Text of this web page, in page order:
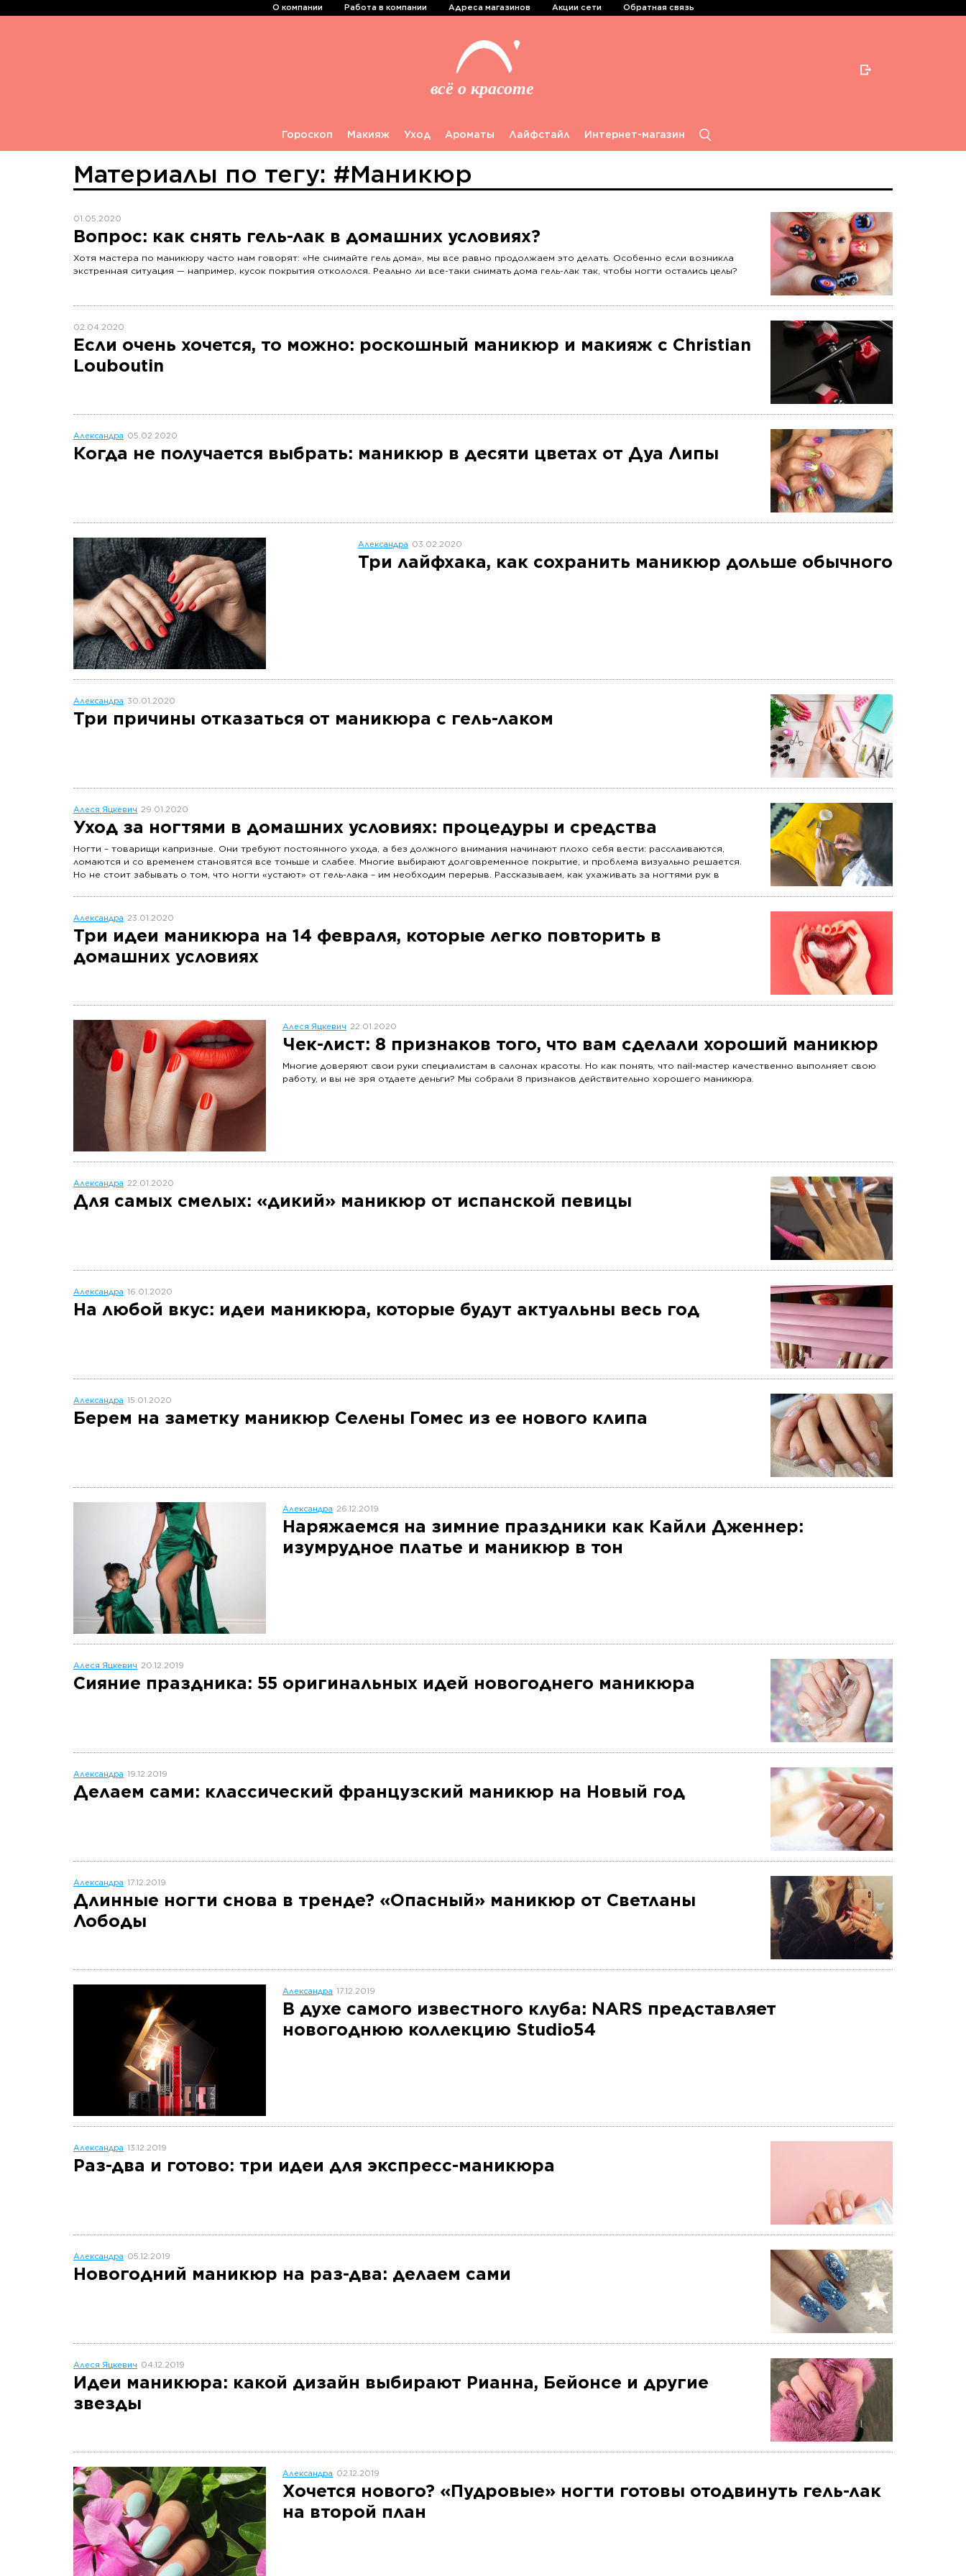
О компании Работа в компании Адреса магазинов Акции сети Обратная связь
Гороскоп Макияж Уход Ароматы Лайфстайл Интернет-магазин
Материалы по тегу: #Маникюр
01.05.2020
Вопрос: как снять гель-лак в домашних условиях?
Хотя мастера по маникюру часто нам говорят: «Не снимайте гель дома», мы все равно продолжаем это делать. Особенно если возникла
экстренная ситуация — например, кусок покрытия откололся. Реально ли все-таки снимать дома гель-лак так, чтобы ногти остались целы?
02.04.2020
Если очень хочется, то можно: роскошный маникюр и макияж с Christian
Louboutin
Александра 05.02.2020
Когда не получается выбрать: маникюр в десяти цветах от Дуа Липы
Александра 03.02.2020
Три лайфхака, как сохранить маникюр дольше обычного
Александра 30.01.2020
Три причины отказаться от маникюра с гель-лаком
Алеся Яцкевич 29.01.2020
Уход за ногтями в домашних условиях: процедуры и средства
Ногти – товарищи капризные. Они требуют постоянного ухода, а без должного внимания начинают плохо себя вести: расслаиваются,
ломаются и со временем становятся все тоньше и слабее. Многие выбирают долговременное покрытие, и проблема визуально решается.
Но не стоит забывать о том, что ногти «устают» от гель-лака – им необходим перерыв. Рассказываем, как ухаживать за ногтями рук в
Александра 23.01.2020
Три идеи маникюра на 14 февраля, которые легко повторить в
домашних условиях
Алеся Яцкевич 22.01.2020
Чек-лист: 8 признаков того, что вам сделали хороший маникюр
Многие доверяют свои руки специалистам в салонах красоты. Но как понять, что nail-мастер качественно выполняет свою
работу, и вы не зря отдаете деньги? Мы собрали 8 признаков действительно хорошего маникюра.
Александра 22.01.2020
Для самых смелых: «дикий» маникюр от испанской певицы
Александра 16.01.2020
На любой вкус: идеи маникюра, которые будут актуальны весь год
Александра 15.01.2020
Берем на заметку маникюр Селены Гомес из ее нового клипа
Александра 26.12.2019
Наряжаемся на зимние праздники как Кайли Дженнер:
изумрудное платье и маникюр в тон
Алеся Яцкевич 20.12.2019
Сияние праздника: 55 оригинальных идей новогоднего маникюра
Александра 19.12.2019
Делаем сами: классический французский маникюр на Новый год
Александра 17.12.2019
Длинные ногти снова в тренде? «Опасный» маникюр от Светланы
Лободы
Александра 17.12.2019
В духе самого известного клуба: NARS представляет
новогоднюю коллекцию Studio54
Александра 13.12.2019
Раз-два и готово: три идеи для экспресс-маникюра
Александра 05.12.2019
Новогодний маникюр на раз-два: делаем сами
Алеся Яцкевич 04.12.2019
Идеи маникюра: какой дизайн выбирают Рианна, Бейонсе и другие
звезды
Александра 02.12.2019
Хочется нового? «Пудровые» ногти готовы отодвинуть гель-лак
на второй план